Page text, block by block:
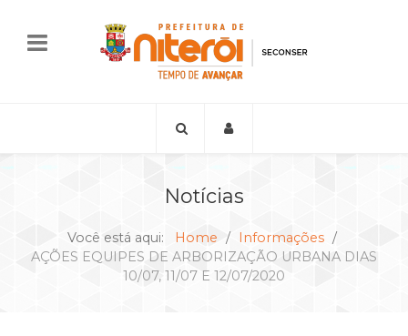
Notícias
Você está aqui: Home
Informações
AÇÕES EQUIPES DE ARBORIZAÇÃO URBANA DIAS
10/07, 11/07 E 12/07/2020